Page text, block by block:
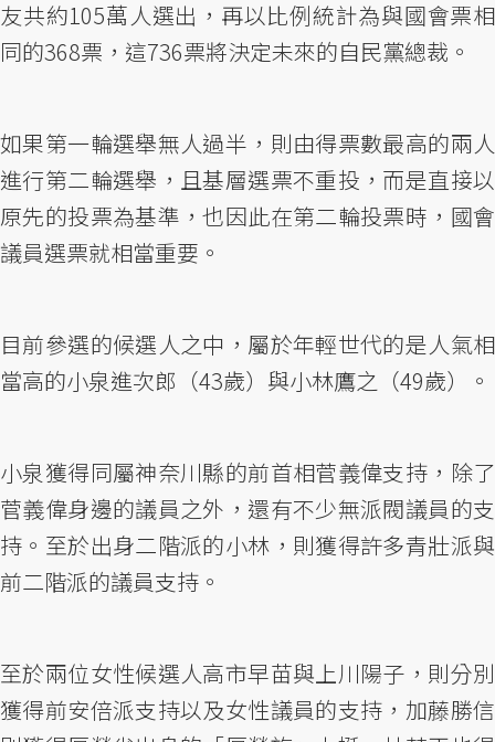
友共約105萬人選出，再以比例統計為與國會票相
同的368票，這736票將決定未來的自民黨總裁。
如果第一輪選舉無人過半，則由得票數最高的兩人
進行第二輪選舉，且基層選票不重投，而是直接以
原先的投票為基準，也因此在第二輪投票時，國會
議員選票就相當重要。
目前參選的候選人之中，屬於年輕世代的是人氣相
當高的小泉進次郎（43歲）與小林鷹之（49歲）。
小泉獲得同屬神奈川縣的前首相菅義偉支持，除了
菅義偉身邊的議員之外，還有不少無派閥議員的支
持。至於出身二階派的小林，則獲得許多青壯派與
前二階派的議員支持。
至於兩位女性候選人高市早苗與上川陽子，則分別
獲得前安倍派支持以及女性議員的支持，加藤勝信